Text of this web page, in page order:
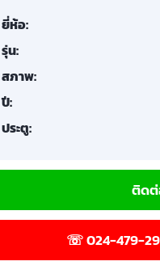
ยี่ห้อ:
รุ่น:
สภาพ:
ปี:
ประตู:
ติด
☏ 024-479-